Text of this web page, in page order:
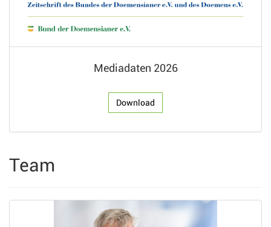
Mediadaten 2026
Download
Team